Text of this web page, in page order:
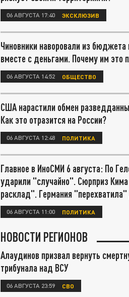
06 АВГУСТА 17:40 ЭКСКЛЮЗИВ
Чиновники наворовали из
вместе с деньгами. Почему им это
06 АВГУСТА 14:52 ОБЩЕСТВО
США нарастили обмен
Как это отразится на России?
06 АВГУСТА 12:48 ПОЛИТИКА
Главное в ИноСМИ 6 августа: По
ударили "случайно". Сюрприз
расклад". Германия
06 АВГУСТА 11:00 ПОЛИТИКА
НОВОСТИ РЕГИОНОВ
Алаудинов призвал вернуть
трибунала над ВСУ
06 АВГУСТА 23:59 СВО